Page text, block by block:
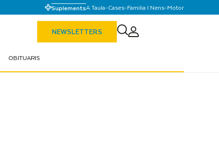
SuplementsA Taula-Cases-Familia I Nens-Motor
NEWSLETTERS
OBITUARIS